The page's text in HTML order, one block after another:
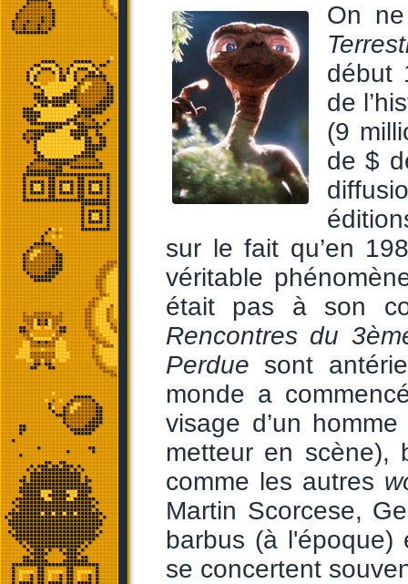
On
début
de
(9
de $
sur le fait qu’en
véritable
était pas à son
Rencontres du
Perdue sont
monde a
visage d’un
metteur en scène),
comme les autres
Martin Scorcese,
barbus (à l'époque)
se concertent